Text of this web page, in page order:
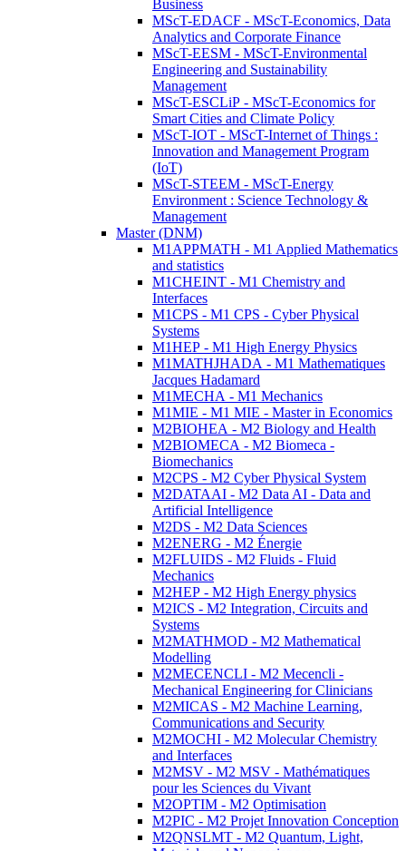
Business
MScT-EDACF - MScT-Economics, Data
Analytics and Corporate Finance
MScT-EESM - MScT-Environmental
Engineering and Sustainability
Management
MScT-ESCLiP - MScT-Economics for
Smart Cities and Climate Policy
MScT-IOT - MScT-Internet of Things :
Innovation and Management Program
(IoT)
MScT-STEEM - MScT-Energy
Environment : Science Technology &
Management
Master (DNM)
M1APPMATH - M1 Applied Mathematics
and statistics
M1CHEINT - M1 Chemistry and
Interfaces
M1CPS - M1 CPS - Cyber Physical
Systems
M1HEP - M1 High Energy Physics
M1MATHJHADA - M1 Mathematiques
Jacques Hadamard
M1MECHA - M1 Mechanics
M1MIE - M1 MIE - Master in Economics
M2BIOHEA - M2 Biology and Health
M2BIOMECA - M2 Biomeca -
Biomechanics
M2CPS - M2 Cyber Physical System
M2DATAAI - M2 Data AI - Data and
Artificial Intelligence
M2DS - M2 Data Sciences
M2ENERG - M2 Énergie
M2FLUIDS - M2 Fluids - Fluid
Mechanics
M2HEP - M2 High Energy physics
M2ICS - M2 Integration, Circuits and
Systems
M2MATHMOD - M2 Mathematical
Modelling
M2MECENCLI - M2 Mecencli -
Mechanical Engineering for Clinicians
M2MICAS - M2 Machine Learning,
Communications and Security
M2MOCHI - M2 Molecular Chemistry
and Interfaces
M2MSV - M2 MSV - Mathématiques
pour les Sciences du Vivant
M2OPTIM - M2 Optimisation
M2PIC - M2 Projet Innovation Conception
M2QNSLMT - M2 Quantum, Light,